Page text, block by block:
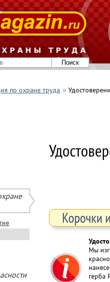
по охране труда
Корочки
Мы
герба